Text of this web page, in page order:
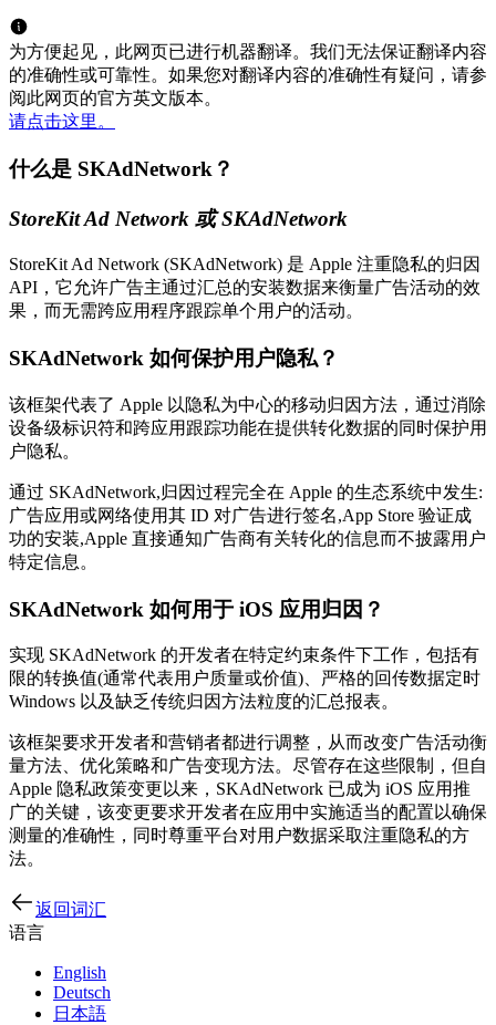
为方便起见，此网页已进行机器翻译。我们无法保证翻译内容
的准确性或可靠性。如果您对翻译内容的准确性有疑问，请参
阅此网页的官方英文版本。
请点击这里。
什么是 SKAdNetwork？
StoreKit Ad Network 或 SKAdNetwork
StoreKit Ad Network (SKAdNetwork) 是 Apple 注重隐私的归因
API，它允许广告主通过汇总的安装数据来衡量广告活动的效
果，而无需跨应用程序跟踪单个用户的活动。
SKAdNetwork 如何保护用户隐私？
该框架代表了 Apple 以隐私为中心的移动归因方法，通过消除
设备级标识符和跨应用跟踪功能在提供转化数据的同时保护用
户隐私。
通过 SKAdNetwork,归因过程完全在 Apple 的生态系统中发生:
广告应用或网络使用其 ID 对广告进行签名,App Store 验证成
功的安装,Apple 直接通知广告商有关转化的信息而不披露用户
特定信息。
SKAdNetwork 如何用于 iOS 应用归因？
实现 SKAdNetwork 的开发者在特定约束条件下工作，包括有
限的转换值(通常代表用户质量或价值)、严格的回传数据定时
Windows 以及缺乏传统归因方法粒度的汇总报表。
该框架要求开发者和营销者都进行调整，从而改变广告活动衡
量方法、优化策略和广告变现方法。尽管存在这些限制，但自
Apple 隐私政策变更以来，SKAdNetwork 已成为 iOS 应用推
广的关键，该变更要求开发者在应用中实施适当的配置以确保
测量的准确性，同时尊重平台对用户数据采取注重隐私的方
法。
返回词汇
语言
English
Deutsch
日本語